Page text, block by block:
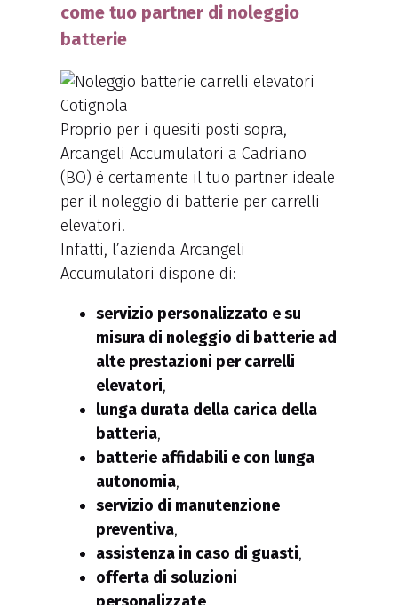
come tuo partner di noleggio
batterie
Proprio per i quesiti posti sopra,
Arcangeli Accumulatori a Cadriano
(BO) è certamente il tuo partner ideale
per il noleggio di batterie per carrelli
elevatori.
Infatti, l’azienda Arcangeli
Accumulatori dispone di:
servizio personalizzato e su
misura di noleggio di batterie ad
alte prestazioni per carrelli
elevatori,
lunga durata della carica della
batteria,
batterie affidabili e con lunga
autonomia,
servizio di manutenzione
preventiva,
assistenza in caso di guasti,
offerta di soluzioni